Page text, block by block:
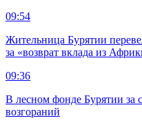
09:54
Жительница Бурятии
за «возврат вклада из
09:36
В лесном фонде Бурятии за
возгораний